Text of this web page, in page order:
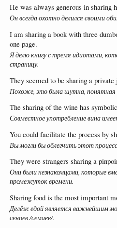
He was always generous in sharing
Он всегда охотно делился своими
I am sharing a book with three
one page.
Я делю книгу с тремя идиотами,
страницу.
They seemed to be sharing a private
Похоже, это была шутка, понятная
The sharing of the wine has
Совместное употребление вина
You could facilitate the process by
Вы могли бы облегчить этот
They were strangers sharing a
Они были незнакомцами, которые
промежуток времени.
Sharing food is the most important
Делёж едой является важнейшим
сеноев /семаев/.